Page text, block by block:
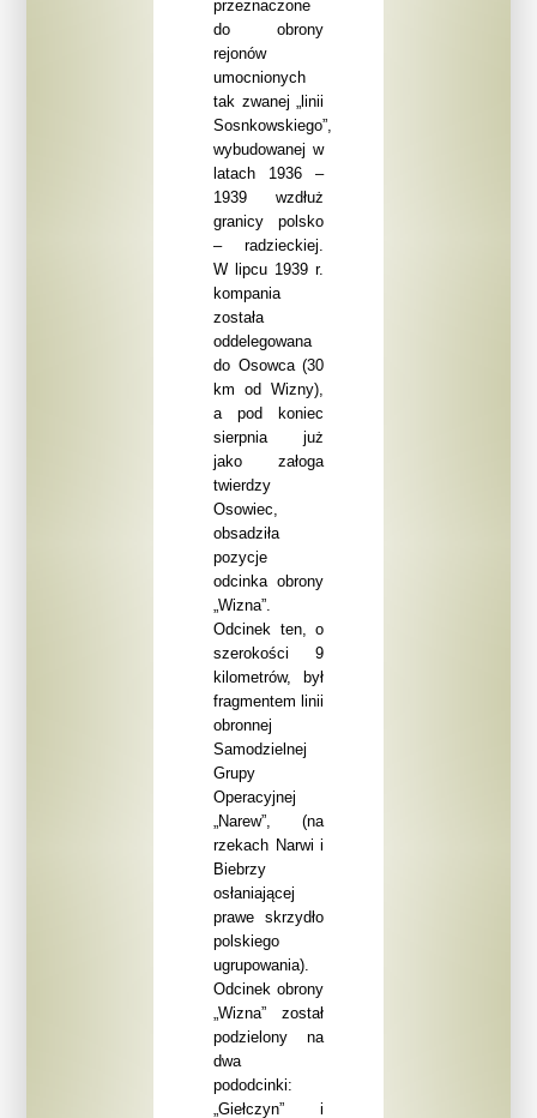
przeznaczone
do obrony
rejonów
umocnionych
tak zwanej „linii
Sosnkowskiego”,
wybudowanej w
latach 1936 –
1939 wzdłuż
granicy polsko
– radzieckiej.
W lipcu 1939 r.
kompania
została
oddelegowana
do Osowca (30
km od Wizny),
a pod koniec
sierpnia już
jako załoga
twierdzy
Osowiec,
obsadziła
pozycje
odcinka obrony
„Wizna”.
Odcinek ten, o
szerokości 9
kilometrów, był
fragmentem linii
obronnej
Samodzielnej
Grupy
Operacyjnej
„Narew”, (na
rzekach Narwi i
Biebrzy
osłaniającej
prawe skrzydło
polskiego
ugrupowania).
Odcinek obrony
„Wizna” został
podzielony na
dwa
pododcinki:
„Giełczyn” i